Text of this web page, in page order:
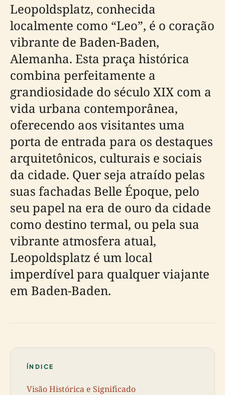
Leopoldsplatz, conhecida
localmente como “Leo”, é o coração
vibrante de Baden-Baden,
Alemanha. Esta praça histórica
combina perfeitamente a
grandiosidade do século XIX com a
vida urbana contemporânea,
oferecendo aos visitantes uma
porta de entrada para os destaques
arquitetônicos, culturais e sociais
da cidade. Quer seja atraído pelas
suas fachadas Belle Époque, pelo
seu papel na era de ouro da cidade
como destino termal, ou pela sua
vibrante atmosfera atual,
Leopoldsplatz é um local
imperdível para qualquer viajante
em Baden-Baden.
ÍNDICE
Visão Histórica e Significado